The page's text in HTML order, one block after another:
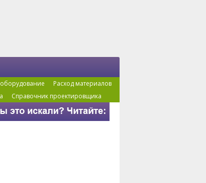
Расход материалов
Справочник проектировщика